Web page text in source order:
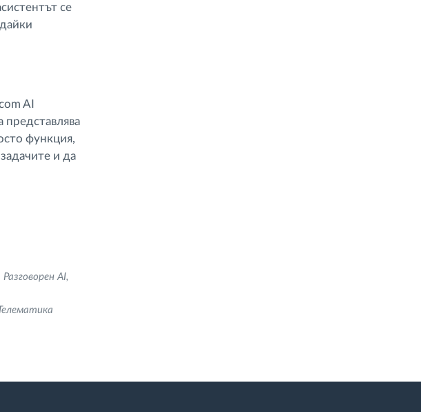
се
AI
представлява
функция,
и да
Разговорен AI